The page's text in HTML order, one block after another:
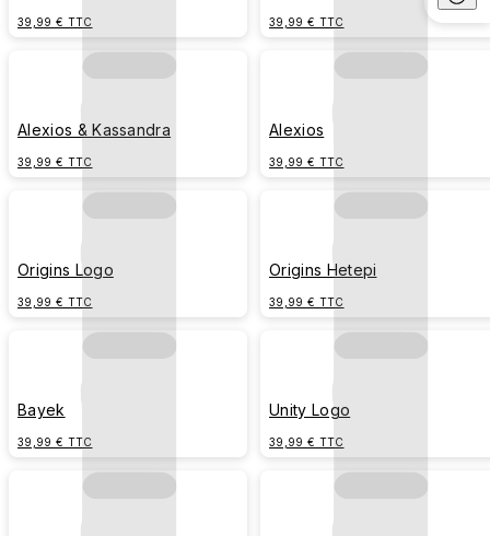
39,99 € TTC 39,99 € TTC
Alexios & Kassandra
39,99 € TTC
Alexios
39,99 € TTC
Origins Logo
39,99 € TTC
Origins Hetepi
39,99 € TTC
Bayek
39,99 € TTC
Unity Logo
39,99 € TTC